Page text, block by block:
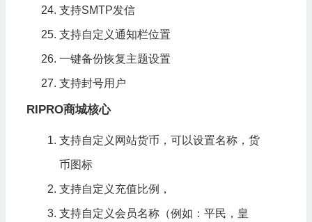
支持SMTP发信
支持自定义通知栏位置
一键备份恢复主题设置
支持封号用户
RIPRO商城核心
支持自定义网站货币，可以设置名称，货
币图标
支持自定义充值比例，
支持自定义会员名称（例如：平民，皇